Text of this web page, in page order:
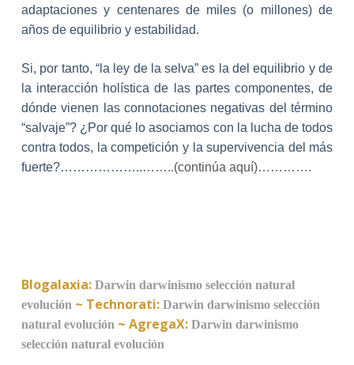
adaptaciones y centenares de miles (o millones) de
años de equilibrio y estabilidad.
Si, por tanto, “la ley de la selva” es la del equilibrio y de
la interacción holística de las partes componentes, de
dónde vienen las connotaciones negativas del término
“salvaje”? ¿Por qué lo asociamos con la lucha de todos
contra todos, la competición y la supervivencia del más
fuerte?………………..……..(continúa aquí)………….
Blogalaxia: Darwin darwinismo selección natural
evolución~ Technorati: Darwin darwinismo selección
natural evolución~ AgregaX: Darwin darwinismo
selección natural evolución